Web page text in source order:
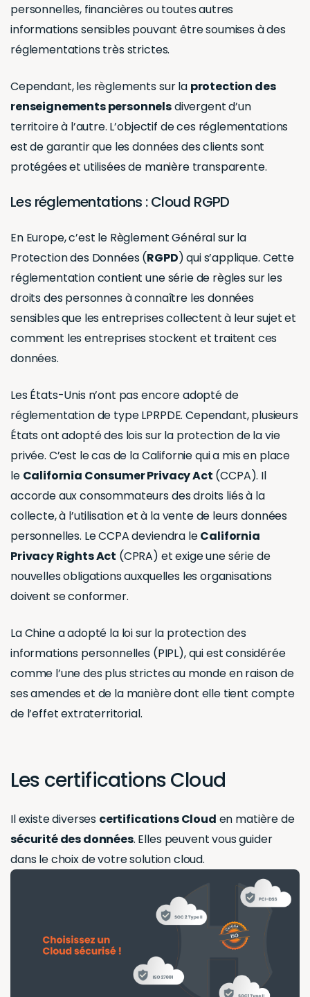
personnelles, financières ou toutes autres
informations sensibles pouvant être soumises à des
réglementations très strictes.
Cependant, les règlements sur la protection des
renseignements personnelsdivergent d’un
territoire à l’autre. L’objectif de ces réglementations
est de garantir que les données des clients sont
protégées et utilisées de manière transparente.
Les réglementations : Cloud RGPD
En Europe, c’est le Règlement Général sur la
Protection des Données (RGPD) qui s’applique. Cette
réglementation contient une série de règles sur les
droits des personnes à connaître les données
sensibles que les entreprises collectent à leur sujet et
comment les entreprises stockent et traitent ces
données.
Les États-Unis n’ont pas encore adopté de
réglementation de type LPRPDE. Cependant, plusieurs
États ont adopté des lois sur la protection de la vie
privée. C’est le cas de la Californie qui a mis en place
le California Consumer Privacy Act (CCPA). Il
accorde aux consommateurs des droits liés à la
collecte, à l’utilisation et à la vente de leurs données
personnelles. Le CCPA deviendra leCalifornia
Privacy Rights Act (CPRA) et exige une série de
nouvelles obligations auxquelles les organisations
doivent se conformer.
La Chine a adopté la loi sur la protection des
informations personnelles (PIPL), qui est considérée
comme l’une des plus strictes au monde en raison de
ses amendes et de la manière dont elle tient compte
de l’effet extraterritorial.
Les certifications Cloud
Il existe diverses certifications Cloud en matière de
sécurité des données. Elles peuvent vous guider
dans le choix de votre solution cloud.